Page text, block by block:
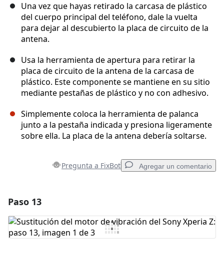
Una vez que hayas retirado la carcasa de plástico
del cuerpo principal del teléfono, dale la vuelta
para dejar al descubierto la placa de circuito de la
antena.
Usa la herramienta de apertura para retirar la
placa de circuito de la antena de la carcasa de
plástico. Este componente se mantiene en su sitio
mediante pestañas de plástico y no con adhesivo.
Simplemente coloca la herramienta de palanca
junto a la pestaña indicada y presiona ligeramente
sobre ella. La placa de la antena debería soltarse.
Pregunta a FixBot Agregar un comentario
Agregar Comentario
Paso 13